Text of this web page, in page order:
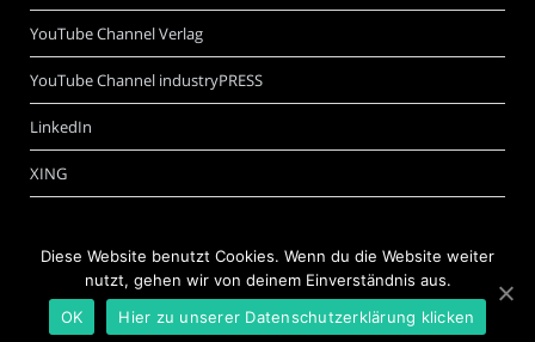
YouTube Channel Verlag
YouTube Channel industryPRESS
LinkedIn
XING
©Schwarzer.de Software + Internet GmbH
Diese Website benutzt Cookies. Wenn du die Website weiter
nutzt, gehen wir von deinem Einverständnis aus.
OK
Hier zu unserer Datenschutzerklärung klicken